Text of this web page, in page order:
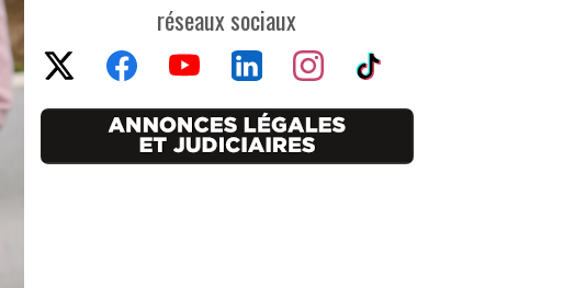
réseaux sociaux